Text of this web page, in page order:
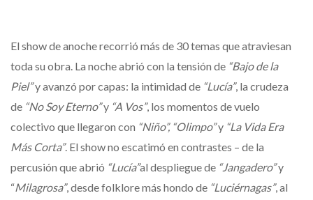
El show de anoche recorrió más de 30 temas que atraviesan
toda su obra. La noche abrió con la tensión de “Bajo de la
Piel”y avanzó por capas: la intimidad de “Lucía”, la crudeza
de “No Soy Eterno”y “A Vos”, los momentos de vuelo
colectivo que llegaron con “Niño”, “Olimpo”y “La Vida Era
Más Corta”. El show no escatimó en contrastes – de la
percusión que abrió “Lucía”al despliegue de “Jangadero”y
“Milagrosa”, desde folklore más hondo de “Luciérnagas”, al